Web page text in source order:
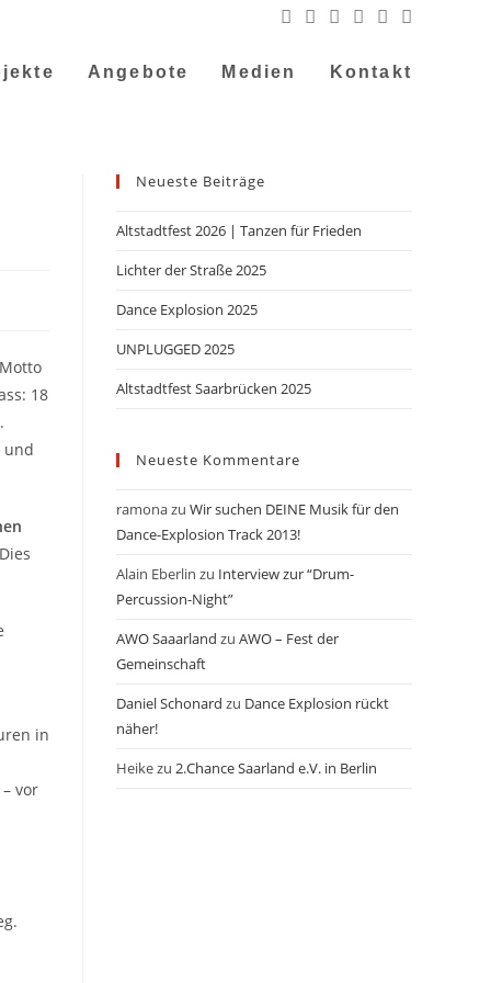
Angebote Medien Kontakt
18
und
in
vor
Neueste Beiträge
Altstadtfest 2026 | Tanzen für Frieden
Lichter der Straße 2025
Dance Explosion 2025
UNPLUGGED 2025
Altstadtfest Saarbrücken 2025
Neueste Kommentare
ramonazu Wir suchen DEINE Musik für den
Dance-Explosion Track 2013!
Alain Eberlin zu Interview zur “Drum-
Percussion-Night”
AWO Saaarland zu AWO – Fest der
Gemeinschaft
Daniel Schonard zu Dance Explosion rückt
näher!
Heikezu 2.Chance Saarland e.V. in Berlin